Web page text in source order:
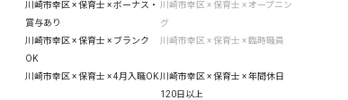
川崎市幸区 × 保育士 × ボーナス・
賞与あり
川崎市幸区 × 保育士 × オープニン
グ
川崎市幸区 × 保育士 × ブランク
OK
川崎市幸区 × 保育士 × 臨時職員
川崎市幸区 × 保育士 × 4月入職OK川崎市幸区 × 保育士 × 年間休日
120日以上